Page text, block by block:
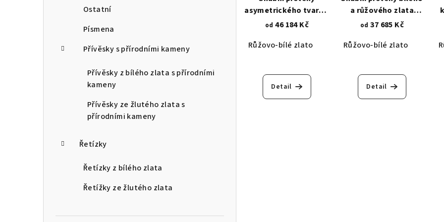
Ostatní
Písmena
Přívěsky s přírodními kameny
Přívěsky z bílého zlata s přírodními
kameny
Přívěsky ze žlutého zlata s
přírodními kameny
Řetízky
Řetízky z bílého zlata
Řetížky ze žlutého zlata
asymetrického tvaru v
kombinaci bílého a
zirkony 1233
od 46 184 Kč
Růžovo-bílé zlato
Detail
a růžového zlata
hladkého lesku s
osudy 1256
od 37 685 Kč
Růžovo-bílé zlato
Detail